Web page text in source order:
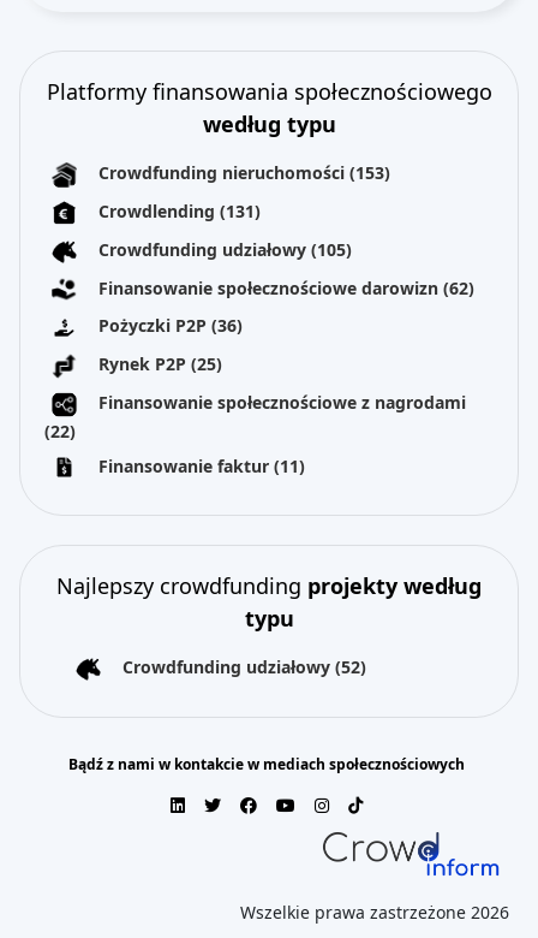
Platformy finansowania społecznościowego
według typu
Crowdfunding nieruchomości (153)
Crowdlending (131)
Crowdfunding udziałowy (105)
Finansowanie społecznościowe darowizn (62)
Pożyczki P2P (36)
Rynek P2P (25)
Finansowanie społecznościowe z nagrodami
(22)
Finansowanie faktur (11)
Najlepszy crowdfunding projekty według
typu
Crowdfunding udziałowy (52)
Bądź z nami w kontakcie w mediach społecznościowych
Wszelkie prawa zastrzeżone 2026